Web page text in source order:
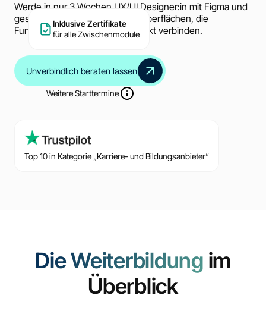
Inklusive Zertifikate
für alle Zwischenmodule
Werde in nur 3 Wochen UX/UI Designer:in mit Figma und
gestalte überzeugende Nutzeroberflächen, die
Funktionalität und Ästhetik perfekt verbinden.
Unverbindlich beraten lassen
Weitere Starttermine
Top 10 in Kategorie „Karriere- und Bildungsanbieter“
Die Weiterbildung im
Überblick